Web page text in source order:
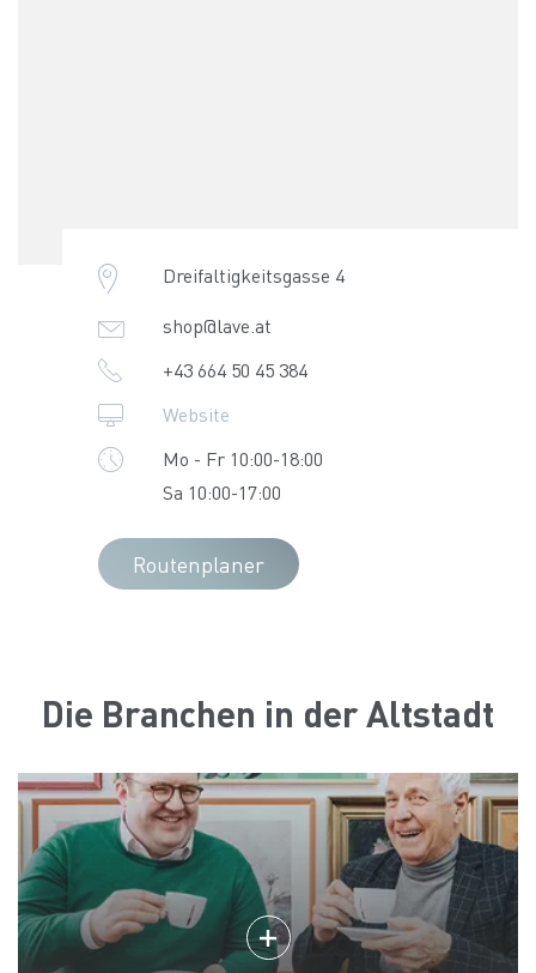
Dreifaltigkeitsgasse 4
shop@lave.at
+43 664 50 45 384
Website
Mo - Fr 10:00-18:00
Sa 10:00-17:00
Routenplaner
Die Branchen in der Altstadt